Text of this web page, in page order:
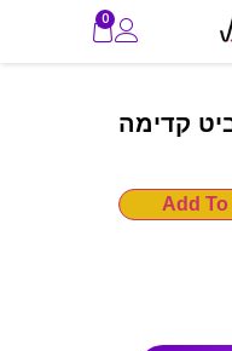
0
קדימה
Add